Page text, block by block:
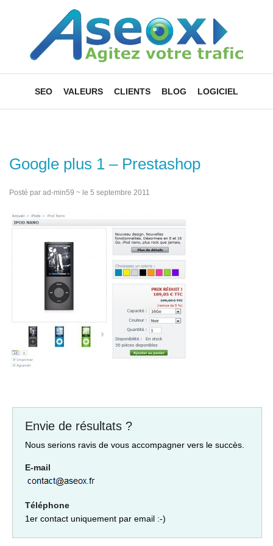
SEO VALEURS CLIENTS BLOG LOGICIEL
Google plus 1 – Prestashop
Posté par ad-min59 ~ le 5 septembre 2011
Envie de résultats ?
Nous serions ravis de vous accompagner vers le succès.
E-mail
Téléphone
1er contact uniquement par email :-)